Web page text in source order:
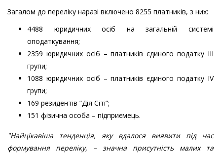
Загалом до переліку наразі включено 8255 платників, з них:
4488 юридичних осіб на загальній системі
оподаткування;
2359 юридичних осіб – платників єдиного податку IІІ
групи;
1088 юридичних осіб – платників єдиного податку IV
групи;
169 резидентів “Дія Сіті”;
151 фізична особа – підприємець.
"Найцікавіша тенденція, яку вдалося виявити під час
формування переліку, – значна присутність малих та